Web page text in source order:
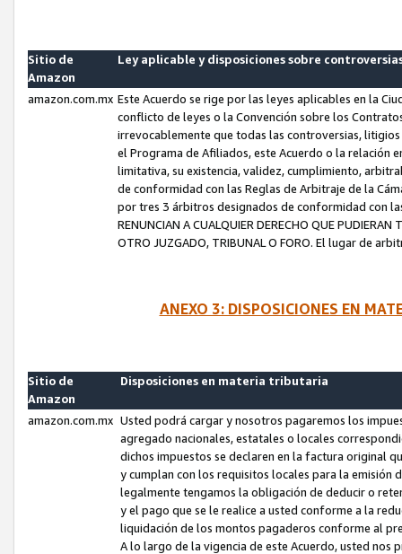
Sitio de
Amazon
Ley aplicable y disposiciones sobre
amazon.com.mx Este Acuerdo se rige por las leyes aplicables en la
conflicto de leyes o la Convención sobre los
irrevocablemente que todas las controversias,
el Programa de Afiliados, este Acuerdo o la relación
limitativa, su existencia, validez, cumplimiento,
de conformidad con las Reglas de Arbitraje de la
por tres 3 árbitros designados de conformidad con las
RENUNCIAN A CUALQUIER DERECHO QUE
OTRO JUZGADO, TRIBUNAL O FORO. El lugar de
ANEXO 3: DISPOSICIONES EN
Sitio de
Amazon
Disposiciones en materia tributaria
amazon.com.mx Usted podrá cargar y nosotros pagaremos los
agregado nacionales, estatales o locales
dichos impuestos se declaren en la factura original
y cumplan con los requisitos locales para la emisión
legalmente tengamos la obligación de deducir o
y el pago que se le realice a usted conforme a la
liquidación de los montos pagaderos conforme al
A lo largo de la vigencia de este Acuerdo, usted